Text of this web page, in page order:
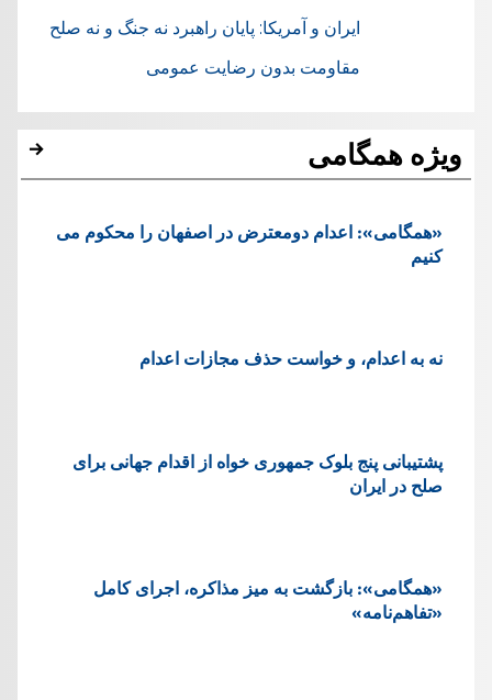
ایران و آمریکا: پایان راهبرد نه جنگ و نه صلح
مقاومت بدون رضایت عمومی
ویژه همگامی
«همگامی»: اعدام دومعترض در اصفهان را محکوم می
کنیم
نه به اعدام، و خواست حذف مجازات اعدام
پشتيبانی پنج بلوک جمهوری خواه از اقدام جهانی برای
صلح در ایران
«همگامی»: بازگشت به میز مذاکره، اجرای کامل
«تفاهم‌نامه»